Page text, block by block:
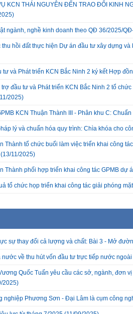
KCN THÁI NGUYÊN ĐẾN TRAO ĐỔI KINH
ngành, nghề kinh doanh theo QĐ 36/2025/
thu hồi đất thực hiện Dự án đầu tư xây dựng
tư và Phát triển KCN Bắc Ninh 2 ký kết Hợp
đầu tư và Phát triển KCN Bắc Ninh 2 tổ
2025)
KCN Thuận Thành III - Phân khu C:
lý và chuẩn hóa quy trình: Chìa khóa cho
Thành tổ chức buổi làm việc triển khai công
(13/11/2025)
Thành phối hợp triển khai công tác GPMB dự
tổ chức họp triển khai công tác giải phóng
sự thay đổi cả lượng và chất: Bài 3 - Mở
nước về thu hút vốn đầu tư trực tiếp nước ngoài
Quốc Tuấn yêu cầu các sở, ngành, đơn
2025)
nghiệp Phương Sơn - Đại Lâm là cụm công